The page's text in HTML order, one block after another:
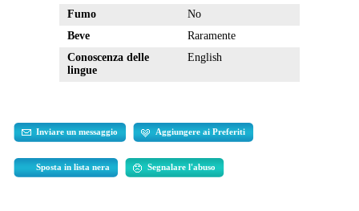
Fumo
No
Beve
Raramente
Conoscenza delle
lingue
English
Inviare un messaggio Aggiungere ai Preferiti
Sposta in lista nera Segnalare l'abuso